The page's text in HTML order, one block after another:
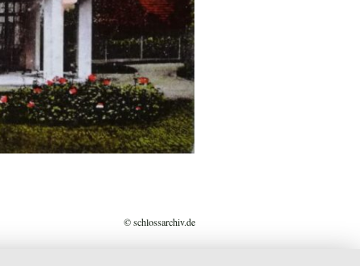
© schlossarchiv.de